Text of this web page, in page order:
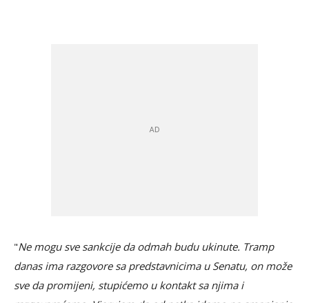
"Ne mogu sve sankcije da odmah budu ukinute. Tramp
danas ima razgovore sa predstavnicima u Senatu, on može
sve da promijeni, stupićemo u kontakt sa njima i